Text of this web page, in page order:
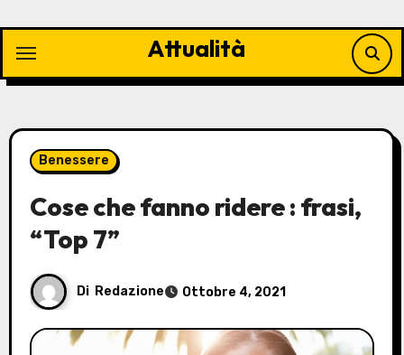
contenuto
Attualità
Benessere
Cose che fanno ridere : frasi,
“Top 7”
Di Redazione Ottobre 4, 2021